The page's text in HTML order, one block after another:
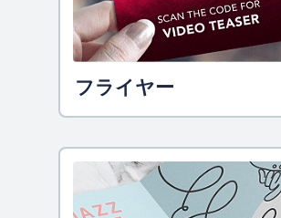
フライヤー